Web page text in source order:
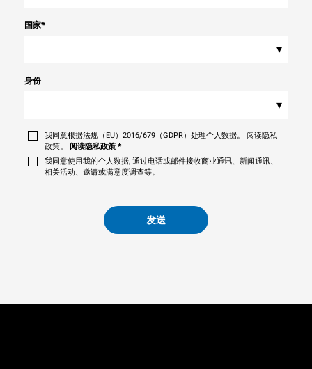
国家*
▾
身份
▾
我同意根据法规（EU）2016/679（GDPR）处理个人数据。 阅读隐私
政策。
阅读隐私政策 *
我同意使用我的个人数据, 通过电话或邮件接收商业通讯、新闻通讯、
相关活动、邀请或满意度调查等。
发送